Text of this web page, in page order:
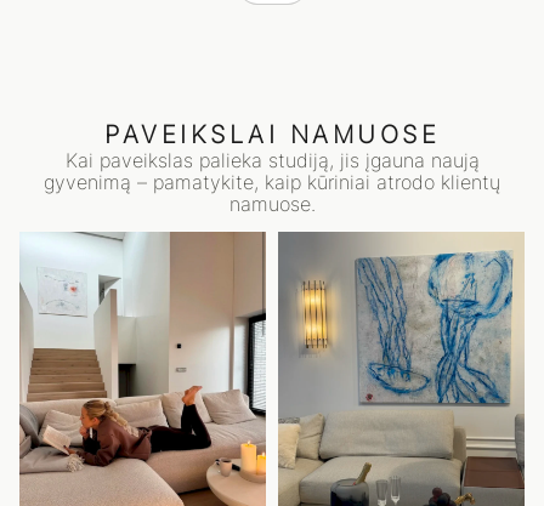
PAVEIKSLAI NAMUOSE
Kai paveikslas palieka studiją, jis įgauna naują
gyvenimą – pamatykite, kaip kūriniai atrodo klientų
namuose.